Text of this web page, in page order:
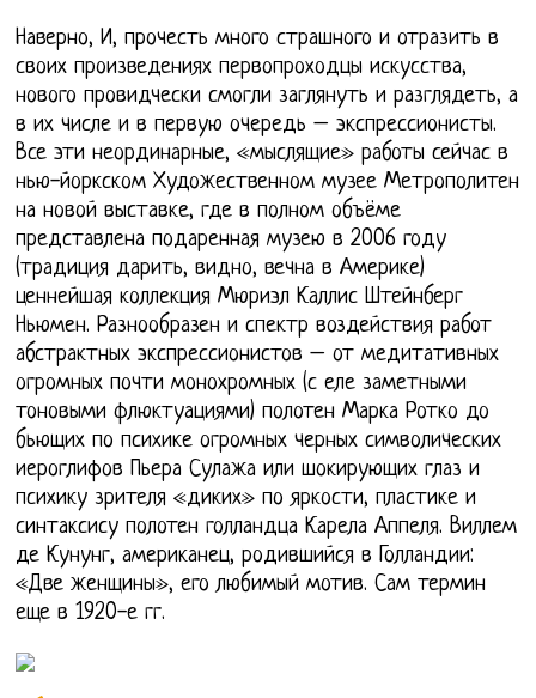
Наверно, И, прочесть много страшного и отразить в
своих произведениях первопроходцы искусства,
нового провидчески смогли заглянуть и разглядеть, а
в их числе и в первую очередь – экспрессионисты.
Все эти неординарные, «мыслящие» работы сейчас в
нью-йоркском Художественном музее Метрополитен
на новой выставке, где в полном объёме
представлена подаренная музею в 2006 году
(традиция дарить, видно, вечна в Америке)
ценнейшая коллекция Мюриэл Каллис Штейнберг
Ньюмен. Разнообразен и спектр воздействия работ
абстрактных экспрессионистов – от медитативных
огромных почти монохромных (с еле заметными
тоновыми флюктуациями) полотен Марка Ротко до
бьющих по психике огромных черных символических
иероглифов Пьера Сулажа или шокирующих глаз и
психику зрителя «диких» по яркости, пластике и
синтаксису полотен голландца Карела Аппеля. Виллем
де Кунунг, американец, родившийся в Голландии:
«Две женщины», его любимый мотив. Сам термин
еще в 1920-е гг.